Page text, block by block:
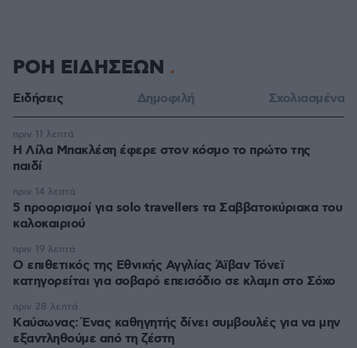
ΡΟΗ ΕΙΔΗΣΕΩΝ
Ειδήσεις Δημοφιλή Σχολιασμένα
Η Λίλα Μπακλέση έφερε στον κόσμο το πρώτο της
παιδί
πριν 11 λεπτά
5 προορισμοί για solo travellers τα Σαββατοκύριακα του
καλοκαιριού
πριν 14 λεπτά
Ο επιθετικός της Εθνικής Αγγλίας Άϊβαν Τόνεϊ
κατηγορείται για σοβαρό επεισόδιο σε κλαμπ στο Σόχο
πριν 19 λεπτά
Kαύσωνας: Ένας καθηγητής δίνει συμβουλές για να μην
εξαντληθούμε από τη ζέστη
πριν 28 λεπτά